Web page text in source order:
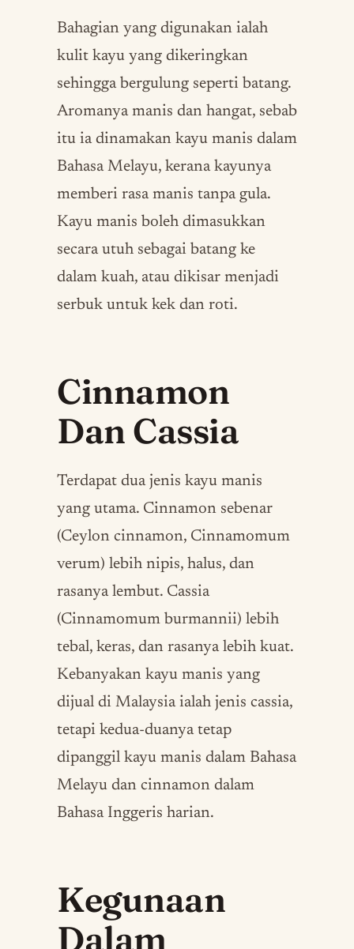
Bahagian yang digunakan ialah
kulit kayu yang dikeringkan
sehingga bergulung seperti batang.
Aromanya manis dan hangat, sebab
itu ia dinamakan kayu manis dalam
Bahasa Melayu, kerana kayunya
memberi rasa manis tanpa gula.
Kayu manis boleh dimasukkan
secara utuh sebagai batang ke
dalam kuah, atau dikisar menjadi
serbuk untuk kek dan roti.
Cinnamon
Dan Cassia
Terdapat dua jenis kayu manis
yang utama. Cinnamon sebenar
(Ceylon cinnamon, Cinnamomum
verum) lebih nipis, halus, dan
rasanya lembut. Cassia
(Cinnamomum burmannii) lebih
tebal, keras, dan rasanya lebih kuat.
Kebanyakan kayu manis yang
dijual di Malaysia ialah jenis cassia,
tetapi kedua-duanya tetap
dipanggil kayu manis dalam Bahasa
Melayu dan cinnamon dalam
Bahasa Inggeris harian.
Kegunaan
Dalam